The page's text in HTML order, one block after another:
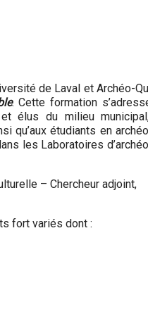
de Laval et Archéo-
. Cette formation
élus du milieu
qu’aux étudiants en
les Laboratoires
– Chercheur adjoint,
fort variés dont :